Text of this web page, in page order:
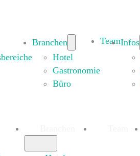
Branchen
Hotel
Gastronomie
Büro
TeamInfos